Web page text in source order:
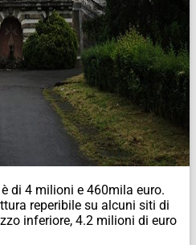
di 4 milioni e 460mila euro.
reperibile su alcuni siti di
inferiore, 4.2 milioni di euro